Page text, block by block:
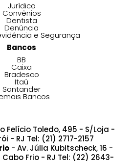
Jurídico
Convênios
Dentista
Denúncia
e Segurança
Bancos
BB
Caixa
Bradesco
Itaú
Santander
Bancos
Felício Toledo, 495 - S/Loja -
- RJ Tel: (21) 2717-2157
- Av. Júlia Kubitscheck, 16 -
Frio - RJ Tel: (22) 2643-